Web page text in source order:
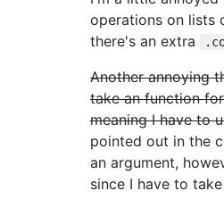
operations on lists
there's an extra
Another annoying
take an function
meaning I have to
pointed out in the
an argument,
since I have to